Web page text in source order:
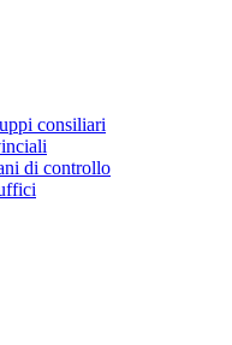
consiliari
di controllo